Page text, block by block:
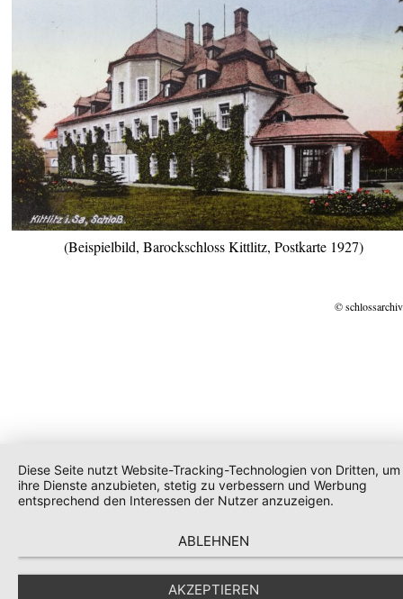
(Beispielbild, Barockschloss Kittlitz, Postkarte 1927)
©
Diese Seite nutzt Website-Tracking-Technologien von Dritten, um
ihre Dienste anzubieten, stetig zu verbessern und Werbung
entsprechend den Interessen der Nutzer anzuzeigen.
ABLEHNEN
AKZEPTIEREN